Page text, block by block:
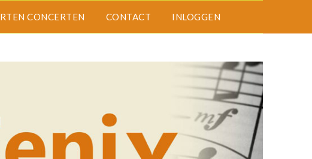
CONCERTEN CONTACT INLOGGEN